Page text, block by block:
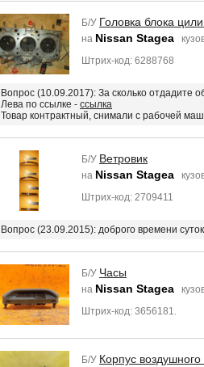
Б/У Головка блока
на Nissan Stagea
Штрих-код: 6288768
Вопрос (10.09.2017): За сколько отдадите
Лева по ссылке - ссылка
Товар контрактный, снимали с рабочей
Б/У Ветровик
на Nissan Stagea
Штрих-код: 2709411
Вопрос (23.09.2015): доброго времени
Б/У Часы
на Nissan Stagea
Штрих-код: 3656181.
Б/У Корпус